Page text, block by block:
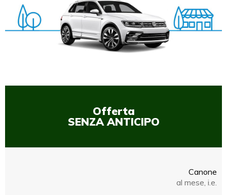
Offerta
SENZA ANTICIPO
Canone
al mese, i.e.